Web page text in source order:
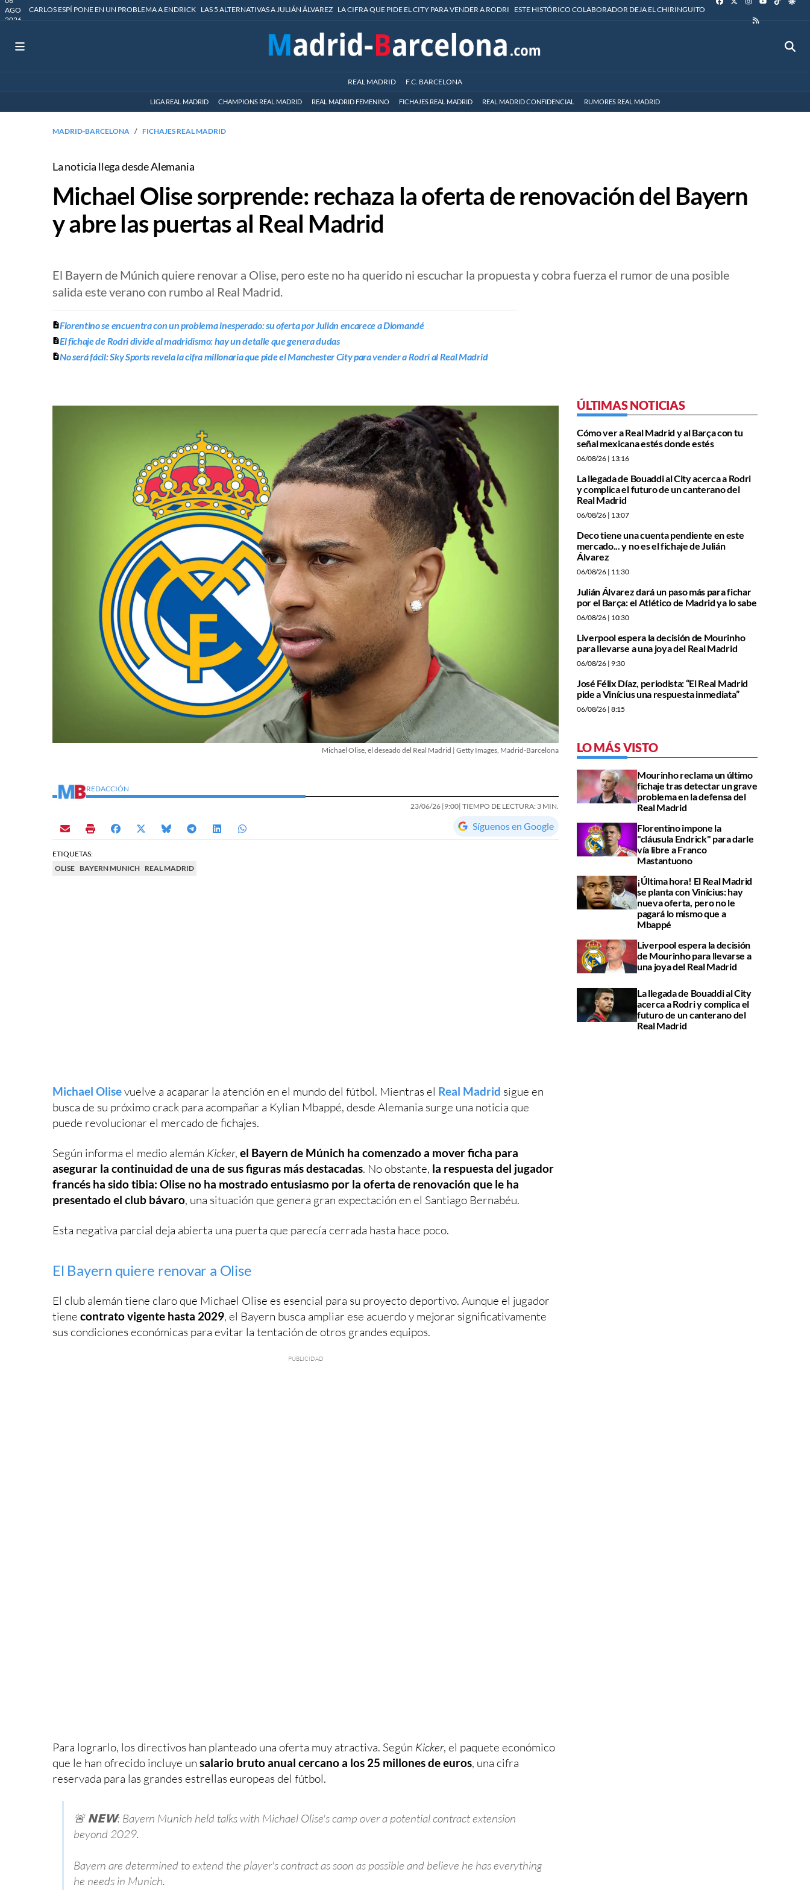
AGO
2026
CARLOS ESPÍ PONE EN UN PROBLEMA A ENDRICK LAS 5 ALTERNATIVAS A JULIÁN ÁLVAREZ LA CIFRA QUE PIDE EL CITY PARA VENDER A RODRI ESTE HISTÓRICO COLABORADOR DEJA EL CHIRINGUITO
REAL MADRID F.C. BARCELONA
LIGA REAL MADRID CHAMPIONS REAL MADRID REAL MADRID FEMENINO FICHAJES REAL MADRID REAL MADRID CONFIDENCIAL RUMORES REAL MADRID
MADRID-BARCELONA FICHAJES REAL MADRID
La noticia llega desde Alemania
Michael Olise sorprende: rechaza la oferta de renovación del Bayern
y abre las puertas al Real Madrid
El Bayern de Múnich quiere renovar a Olise, pero este no ha querido ni escuchar la propuesta y cobra fuerza el rumor de una posible
salida este verano con rumbo al Real Madrid.
Florentino se encuentra con un problema inesperado: su oferta por Julián encarece a Diomandé
El fichaje de Rodri divide al madridismo: hay un detalle que genera dudas
No será fácil: Sky Sports revela la cifra millonaria que pide el Manchester City para vender a Rodri al Real Madrid
Michael Olise, el deseado del Real Madrid | Getty Images, Madrid-Barcelona
REDACCIÓN
23/06/26 |9:00| TIEMPO DE LECTURA: 3 MIN.
Síguenos en Google
ETIQUETAS:
OLISE BAYERN MUNICH REAL MADRID
Michael Olisevuelve a acaparar la atención en el mundo del fútbol. Mientras el Real Madrid sigue en
busca de su próximo crack para acompañar a Kylian Mbappé, desde Alemania surge una noticia que
puede revolucionar el mercado de fichajes.
Según informa el medio alemán Kicker, el Bayern de Múnich ha comenzado a mover ficha para
asegurar la continuidad de una de sus figuras más destacadas. No obstante, la respuesta del jugador
francés ha sido tibia: Olise no ha mostrado entusiasmo por la oferta de renovación que le ha
presentado el club bávaro, una situación que genera gran expectación en el Santiago Bernabéu.
Esta negativa parcial deja abierta una puerta que parecía cerrada hasta hace poco.
El Bayern quiere renovar a Olise
El club alemán tiene claro que Michael Olise es esencial para su proyecto deportivo. Aunque el jugador
tiene contrato vigente hasta 2029, el Bayern busca ampliar ese acuerdo y mejorar significativamente
sus condiciones económicas para evitar la tentación de otros grandes equipos.
Para lograrlo, los directivos han planteado una oferta muy atractiva. Según Kicker, el paquete económico
que le han ofrecido incluye un salario bruto anual cercano a los 25 millones de euros, una cifra
reservada para las grandes estrellas europeas del fútbol.
🚨 𝗡𝗘𝗪: Bayern Munich held talks with Michael Olise's camp over a potential contract extension
beyond 2029.
Bayern are determined to extend the player's contract as soon as possible and believe he has everything
he needs in Munich.
ÚLTIMAS NOTICIAS
Cómo ver a Real Madrid y al Barça con tu
señal mexicana estés donde estés
06/08/26 | 13:16
La llegada de Bouaddi al City acerca a Rodri
y complica el futuro de un canterano del
Real Madrid
06/08/26 | 13:07
Deco tiene una cuenta pendiente en este
mercado... y no es el fichaje de Julián
Álvarez
06/08/26 | 11:30
Julián Álvarez dará un paso más para fichar
por el Barça: el Atlético de Madrid ya lo sabe
06/08/26 | 10:30
Liverpool espera la decisión de Mourinho
para llevarse a una joya del Real Madrid
06/08/26 | 9:30
José Félix Díaz, periodista: “El Real Madrid
pide a Vinícius una respuesta inmediata”
06/08/26 | 8:15
LO MÁS VISTO
Mourinho reclama un último
fichaje tras detectar un grave
problema en la defensa del
Real Madrid
Florentino impone la
"cláusula Endrick" para darle
vía libre a Franco
Mastantuono
¡Última hora! El Real Madrid
se planta con Vinícius: hay
nueva oferta, pero no le
pagará lo mismo que a
Mbappé
Liverpool espera la decisión
de Mourinho para llevarse a
una joya del Real Madrid
La llegada de Bouaddi al City
acerca a Rodri y complica el
futuro de un canterano del
Real Madrid